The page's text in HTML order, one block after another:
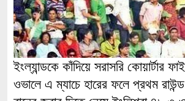
ইংল্যান্ডকে কাঁদিয়ে সরাসরি কোয়ার্টার
ওভালে এ ম্যাচে হারের ফলে প্রথম